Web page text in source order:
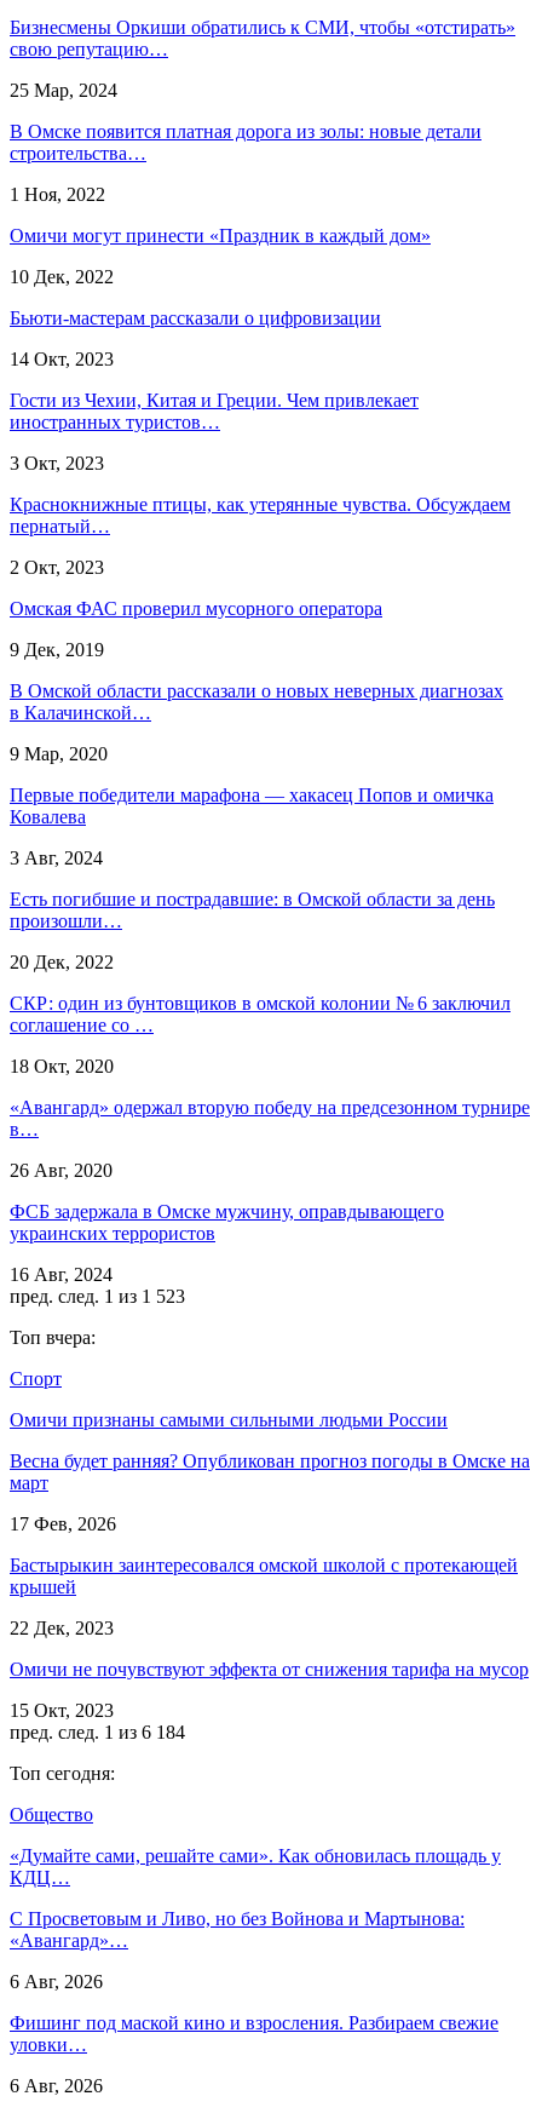
Бизнесмены Оркиши обратились к СМИ, чтобы «отстирать»
свою репутацию…
25 Мар, 2024
В Омске появится платная дорога из золы: новые детали
строительства…
1 Ноя, 2022
Омичи могут принести «Праздник в каждый дом»
10 Дек, 2022
Бьюти-мастерам рассказали о цифровизации
14 Окт, 2023
Гости из Чехии, Китая и Греции. Чем привлекает
иностранных туристов…
3 Окт, 2023
Краснокнижные птицы, как утерянные чувства. Обсуждаем
пернатый…
2 Окт, 2023
Омская ФАС проверил мусорного оператора
9 Дек, 2019
В Омской области рассказали о новых неверных диагнозах
в Калачинской…
9 Мар, 2020
Первые победители марафона — хакасец Попов и омичка
Ковалева
3 Авг, 2024
Есть погибшие и пострадавшие: в Омской области за день
произошли…
20 Дек, 2022
СКР: один из бунтовщиков в омской колонии № 6 заключил
соглашение со …
18 Окт, 2020
«Авангард» одержал вторую победу на предсезонном турнире
в…
26 Авг, 2020
ФСБ задержала в Омске мужчину, оправдывающего
украинских террористов
16 Авг, 2024
пред. след. 1 из 1 523
Топ вчера:
Спорт
Омичи признаны самыми сильными людьми России
Весна будет ранняя? Опубликован прогноз погоды в Омске на
март
17 Фев, 2026
Бастырыкин заинтересовался омской школой с протекающей
крышей
22 Дек, 2023
Омичи не почувствуют эффекта от снижения тарифа на мусор
15 Окт, 2023
пред. след. 1 из 6 184
Топ сегодня:
Общество
«Думайте сами, решайте сами». Как обновилась площадь у
КДЦ…
С Просветовым и Ливо, но без Войнова и Мартынова:
«Авангард»…
6 Авг, 2026
Фишинг под маской кино и взросления. Разбираем свежие
уловки…
6 Авг, 2026